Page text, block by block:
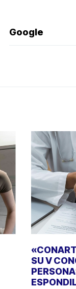
Google
SU V